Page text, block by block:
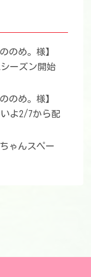
のめ。様】
ーズン開始
のめ。様】
よ2/7から配
ゃんスペー